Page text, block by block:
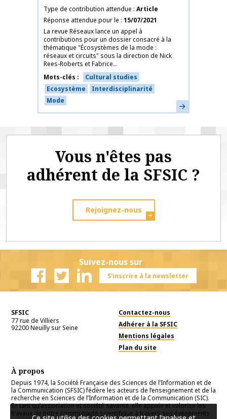
Type de contribution attendue Article
Réponse attendue pour le 15/07/2021
La revue Réseaux lance un appel à
contributions pour un dossier consacré à la
thématique "Écosystèmes de la mode :
réseaux et circuits" sous la direction de Nick
Rees-Roberts et Fabrice...
Mots-clés
Cultural studies
Ecosystème
Interdisciplinarité
Mode
En savoir plus
Vous n'êtes pas
adhérent de la SFSIC ?
Rejoignez-nous
Suivez-nous sur
S'inscrire à la newsletter
SFSIC
77 rue de Villiers
92200Neuilly sur Seine
Contactez-nous
Adhérer à la SFSIC
Mentions légales
Plan du site
À propos
Depuis 1974, la Société Française des Sciences de l’Information et de
la Communication (SFSIC) fédère les acteurs de l’enseignement et de la
recherche en Sciences de l’Information et de la Communication (SIC).
En tant qu’association et société savante, elle appuie et valorise les
travaux de notre communauté scientifique à travers ses événements